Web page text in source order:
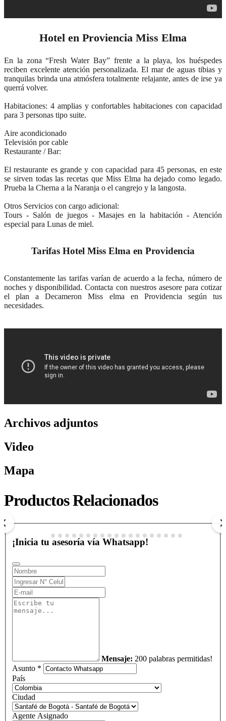
Hotel en Proviencia Miss Elma
En la zona “Fresh Water Bay” frente a la playa, los huéspedes
reciben excelente atención personalizada. El mar de aguas tibias y
tranquilas brinda una atmósfera totalmente relajante, antes de irse ya
querrá volver.
Habitaciones: 4 amplias y confortables habitaciones con capacidad
para 3 personas tipo suite.
Aire acondicionado
Televisión por cable
Restaurante / Bar:
El restaurante es grande y con capacidad para 45 personas, en este
se sirven todas las recetas que Miss Elma ha dejado como legado.
Prueba la Cherna a la Naranja o el cangrejo y la langosta.
Otros Servicios con cargo adicional:
Tours - Salón de juegos - Masajes en la habitación - Atención
especial para Lunas de miel.
Tarifas Hotel Miss Elma en Providencia
Constantemente las tarifas varían de acuerdo a la fecha, número de
noches y disponibilidad. Contacta con nuestros asesore para cotizar
el plan a Decameron Miss elma en Providencia según tus
necesidades.
Archivos adjuntos
Video
Mapa
Productos Relacionados
$ 574.000COP
¡Inicia tu asesoría vía Whatsapp!
Mensaje: 200 palabras permitidas!
Asunto *
País
Ciudad
Agente Asignado